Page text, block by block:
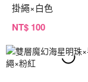
掛繩×白色
NT$ 100